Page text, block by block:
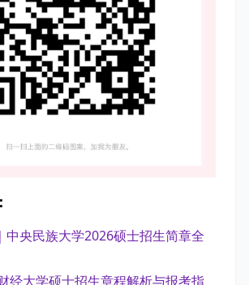
中央民族大学2026硕士招生简章全
经大学硕士招生章程解析与报考指